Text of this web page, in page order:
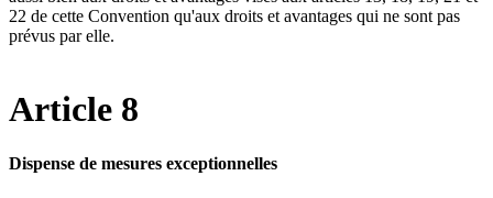
22 de cette Convention qu'aux droits et avantages qui ne sont pas
prévus par elle.
Article 8
Dispense de mesures exceptionnelles